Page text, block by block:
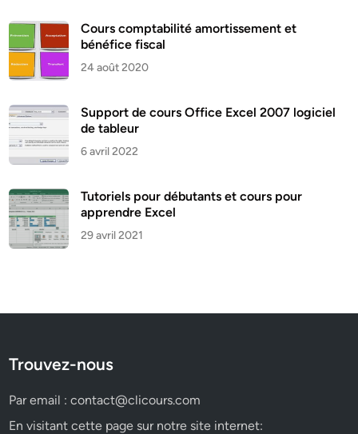
Cours comptabilité amortissement et
bénéfice fiscal
24 août 2020
Support de cours Office Excel 2007 logiciel
de tableur
6 avril 2022
Tutoriels pour débutants et cours pour
apprendre Excel
29 avril 2021
Trouvez-nous
Par email :contact@clicours.com
En visitant cette page sur notre site internet: